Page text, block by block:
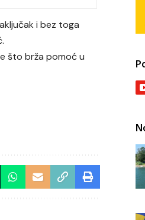
i bez toga
što brža pomoć u